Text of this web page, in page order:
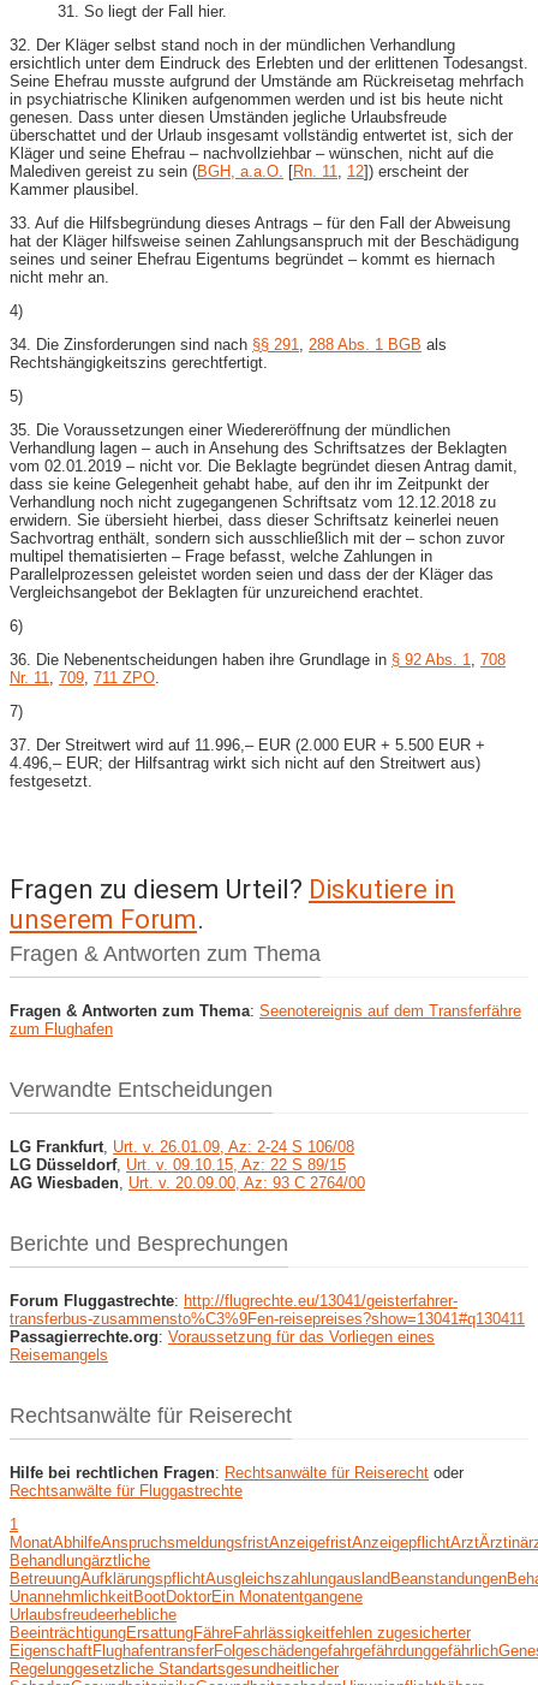
31. So liegt der Fall hier.
32. Der Kläger selbst stand noch in der mündlichen Verhandlung
ersichtlich unter dem Eindruck des Erlebten und der erlittenen Todesangst.
Seine Ehefrau musste aufgrund der Umstände am Rückreisetag mehrfach
in psychiatrische Kliniken aufgenommen werden und ist bis heute nicht
genesen. Dass unter diesen Umständen jegliche Urlaubsfreude
überschattet und der Urlaub insgesamt vollständig entwertet ist, sich der
Kläger und seine Ehefrau – nachvollziehbar – wünschen, nicht auf die
Malediven gereist zu sein (BGH, a.a.O. [Rn. 11 12]) erscheint der
Kammer plausibel.
33. Auf die Hilfsbegründung dieses Antrags – für den Fall der Abweisung
hat der Kläger hilfsweise seinen Zahlungsanspruch mit der Beschädigung
seines und seiner Ehefrau Eigentums begründet – kommt es hiernach
nicht mehr an.
4)
34. Die Zinsforderungen sind nach §§ 291 288 Abs. 1 BGB als
Rechtshängigkeitszins gerechtfertigt.
5)
35. Die Voraussetzungen einer Wiedereröffnung der mündlichen
Verhandlung lagen – auch in Ansehung des Schriftsatzes der Beklagten
vom 02.01.2019 – nicht vor. Die Beklagte begründet diesen Antrag damit,
dass sie keine Gelegenheit gehabt habe, auf den ihr im Zeitpunkt der
Verhandlung noch nicht zugegangenen Schriftsatz vom 12.12.2018 zu
erwidern. Sie übersieht hierbei, dass dieser Schriftsatz keinerlei neuen
Sachvortrag enthält, sondern sich ausschließlich mit der – schon zuvor
multipel thematisierten – Frage befasst, welche Zahlungen in
Parallelprozessen geleistet worden seien und dass der der Kläger das
Vergleichsangebot der Beklagten für unzureichend erachtet.
6)
36. Die Nebenentscheidungen haben ihre Grundlage in § 92 Abs. 1
708
Nr. 11
709 711 ZPO
7)
37. Der Streitwert wird auf 11.996,– EUR (2.000 EUR + 5.500 EUR +
4.496,– EUR; der Hilfsantrag wirkt sich nicht auf den Streitwert aus)
festgesetzt.
Fragen zu diesem Urteil? Diskutiere in
unserem Forum.
Fragen & Antworten zum Thema
Fragen & Antworten zum Thema: Seenotereignis auf dem Transferfähre
zum Flughafen
Verwandte Entscheidungen
LG Frankfurt Urt. v. 26.01.09, Az: 2-24 S 106/08
LG Düsseldorf, Urt. v. 09.10.15, Az: 22 S 89/15
AG Wiesbaden Urt. v. 20.09.00, Az: 93 C 2764/00
Berichte und Besprechungen
Forum Fluggastrechte: http://flugrechte.eu/13041/geisterfahrer-
transferbus-zusammensto%C3%9Fen-reisepreises?show=13041#q130411
Passagierrechte.org: Voraussetzung für das Vorliegen eines
Reisemangels
Rechtsanwälte für Reiserecht
Hilfe bei rechtlichen Fragen: Rechtsanwälte für Reiserecht oder
Rechtsanwälte für Fluggastrechte
1
MonatAbhilfeAnspruchsmeldungsfristAnzeigefristAnzeigepflichtArztÄrztin
Behandlungärztliche
BetreuungAufklärungspflichtAusgleichszahlungauslandBeanstandungen
UnannehmlichkeitBootDoktorEin Monatentgangene
Urlaubsfreudeerhebliche
BeeinträchtigungErsattungFähreFahrlässigkeitfehlen zugesicherter
EigenschaftFlughafentransferFolgeschädengefahrgefährdunggefährlich
Regelunggesetzliche Standartsgesundheitlicher